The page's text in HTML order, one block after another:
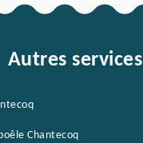
Autres services
Chantecoq